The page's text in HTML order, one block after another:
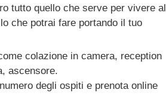
tutto quello che serve per vivere al
che potrai fare portando il tuo
colazione in camera, reception
ascensore.
degli ospiti e prenota online